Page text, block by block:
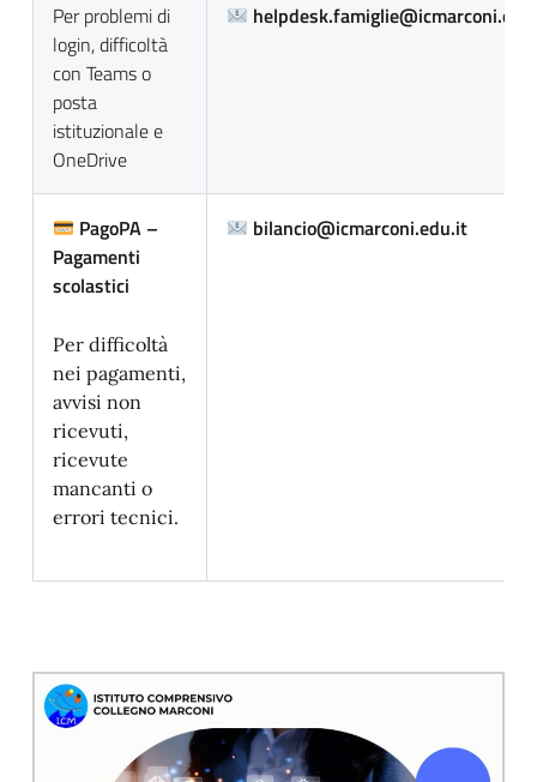
Per problemi di
login, difficoltà
con Teams o
posta
istituzionale e
OneDrive
PagoPA –
Pagamenti
scolastici
Per difficoltà
nei pagamenti,
avvisi non
ricevuti,
ricevute
mancanti o
errori tecnici.
bilancio@icmarconi.edu.it